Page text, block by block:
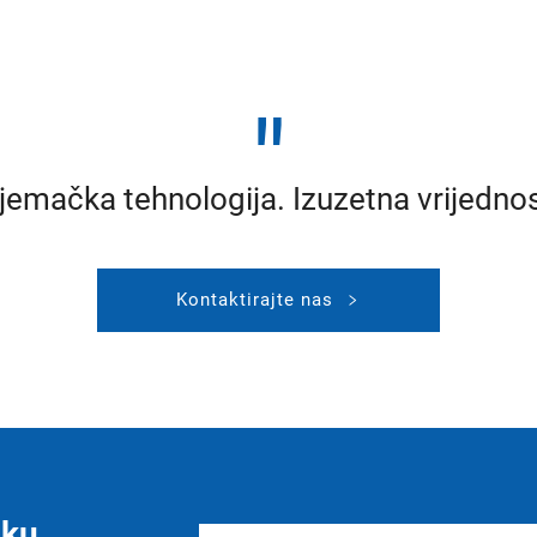
"
tehnologija. Izuzetna
Kontaktirajte nas